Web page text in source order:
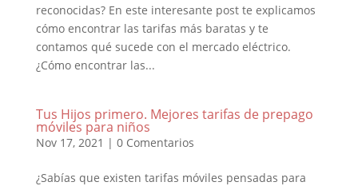
reconocidas? En este interesante post te explicamos
cómo encontrar las tarifas más baratas y te
contamos qué sucede con el mercado eléctrico.
¿Cómo encontrar las...
Tus Hijos primero. Mejores tarifas de prepago
móviles para niños
Nov 17, 2021 | 0 Comentarios
¿Sabías que existen tarifas móviles pensadas para